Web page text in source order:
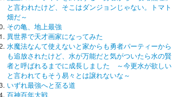
と言われたけど、そこはダンジョンじゃない。トマト
畑だ～
その亀、地上最強
異世界で天才画家になってみた
水魔法なんて使えないと家からも勇者パーティーから
も追放されたけど、水が万能だと気がついたら水の賢
者と呼ばれるまでに成長しました ～今更水が欲しい
と言われてもそう易々とは譲れないな～
いずれ最強へと至る道
百神百年大戦